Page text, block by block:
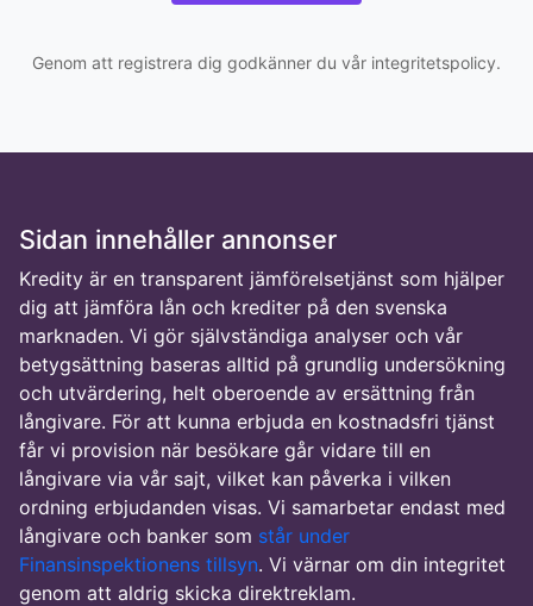
Genom att registrera dig godkänner du vår integritetspolicy.
Sidan innehåller annonser
Kredity är en transparent jämförelsetjänst som hjälper
dig att jämföra lån och krediter på den svenska
marknaden. Vi gör självständiga analyser och vår
betygsättning baseras alltid på grundlig undersökning
och utvärdering, helt oberoende av ersättning från
långivare. För att kunna erbjuda en kostnadsfri tjänst
får vi provision när besökare går vidare till en
långivare via vår sajt, vilket kan påverka i vilken
ordning erbjudanden visas. Vi samarbetar endast med
långivare och banker som står under
Finansinspektionens tillsyn. Vi värnar om din integritet
genom att aldrig skicka direktreklam.